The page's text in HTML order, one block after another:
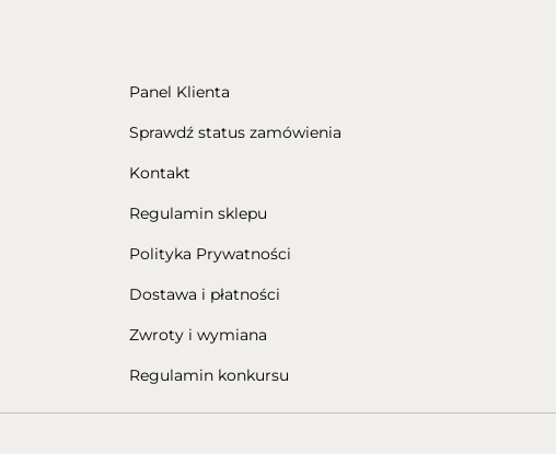
Panel Klienta
Sprawdź status zamówienia
Kontakt
Regulamin sklepu
Polityka Prywatności
Dostawa i płatności
Zwroty i wymiana
Regulamin konkursu